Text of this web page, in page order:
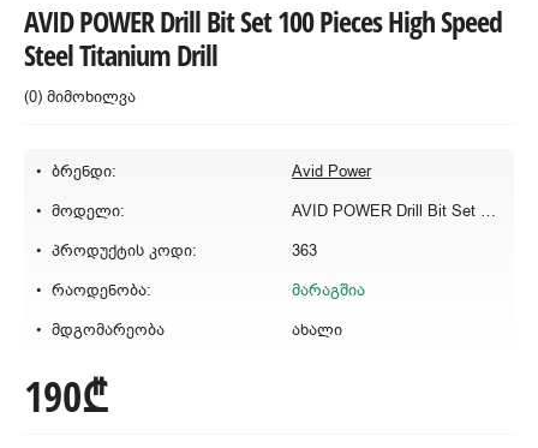
AVID POWER Drill Bit Set 100 Pieces High Speed
Steel Titanium Drill
(0) მიმოხილვა
ბრენდი:
Avid Power
მოდელი:
AVID POWER Drill Bit Set 100 Pieces
პროდუქტის კოდი:
363
რაოდენობა:
მარაგშია
მდგომარეობა
ახალი
190₾